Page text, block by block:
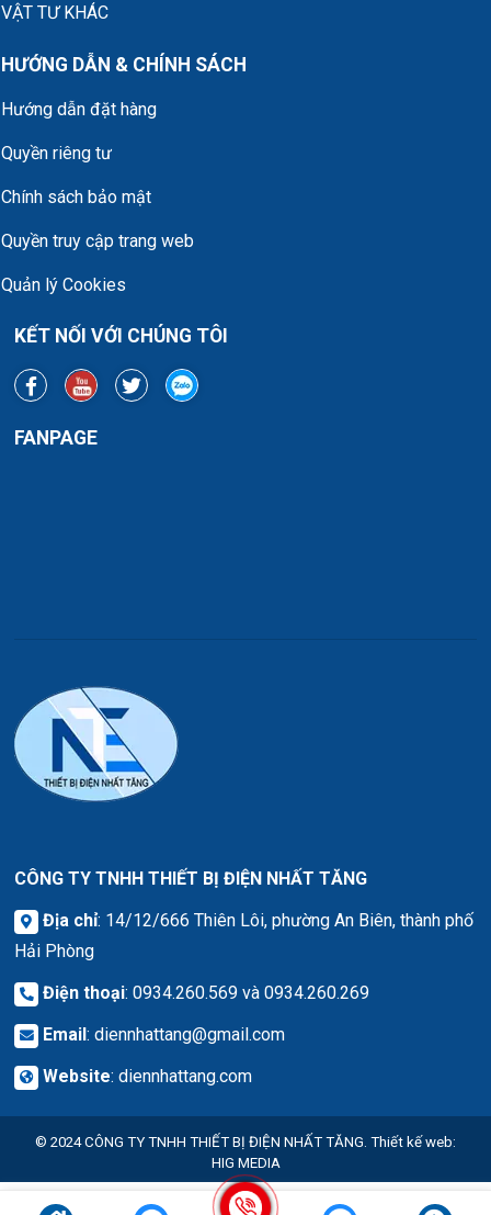
VẬT TƯ KHÁC
HƯỚNG DẪN & CHÍNH SÁCH
Hướng dẫn đặt hàng
Quyền riêng tư
Chính sách bảo mật
Quyền truy cập trang web
Quản lý Cookies
KẾT NỐI VỚI CHÚNG TÔI
FANPAGE
CÔNG TY TNHH THIẾT BỊ ĐIỆN NHẤT TĂNG
Địa chỉ: 14/12/666 Thiên Lôi, phường An Biên, thành phố
Hải Phòng
Điện thoại: 0934.260.569 và 0934.260.269
Email: diennhattang@gmail.com
Website: diennhattang.com
© 2024CÔNG TY TNHH THIẾT BỊ ĐIỆN NHẤT TĂNG. Thiết kế web:
HIG MEDIA